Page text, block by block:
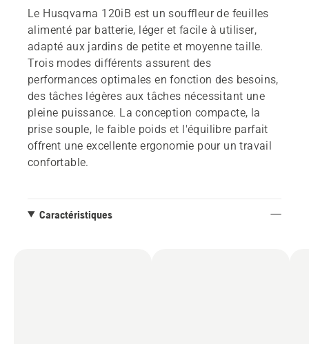
Le Husqvarna 120iB est un souffleur de feuilles
alimenté par batterie, léger et facile à utiliser,
adapté aux jardins de petite et moyenne taille.
Trois modes différents assurent des
performances optimales en fonction des besoins,
des tâches légères aux tâches nécessitant une
pleine puissance. La conception compacte, la
prise souple, le faible poids et l'équilibre parfait
offrent une excellente ergonomie pour un travail
confortable.
Caractéristiques